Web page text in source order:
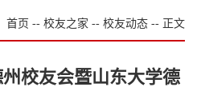
首页 -- 校友之家 -- 校友动态 -- 正文
校友会暨山东大学德